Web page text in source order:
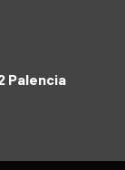
Palencia